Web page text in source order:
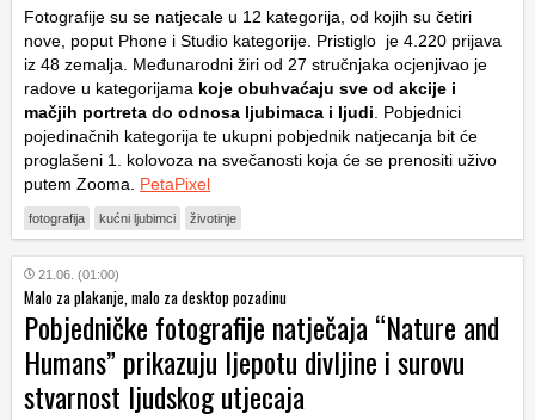
Fotografije su se natjecale u 12 kategorija, od kojih su četiri
nove, poput Phone i Studio kategorije. Pristiglo je 4.220 prijava
iz 48 zemalja. Međunarodni žiri od 27 stručnjaka ocjenjivao je
radove u kategorijama koje obuhvaćaju sve od akcije i
mačjih portreta do odnosa ljubimaca i ljudi. Pobjednici
pojedinačnih kategorija te ukupni pobjednik natjecanja bit će
proglašeni 1. kolovoza na svečanosti koja će se prenositi uživo
putem Zooma. PetaPixel
fotografija kućni ljubimci životinje
21.06. (01:00)
Malo za plakanje, malo za desktop pozadinu
Pobjedničke fotografije natječaja “Nature and
Humans” prikazuju ljepotu divljine i surovu
stvarnost ljudskog utjecaja